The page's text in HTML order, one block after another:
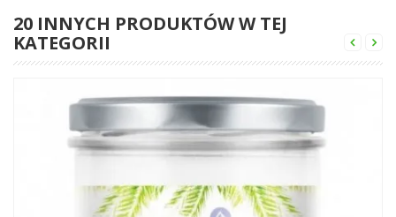
20 INNYCH PRODUKTÓW W TEJ
KATEGORII